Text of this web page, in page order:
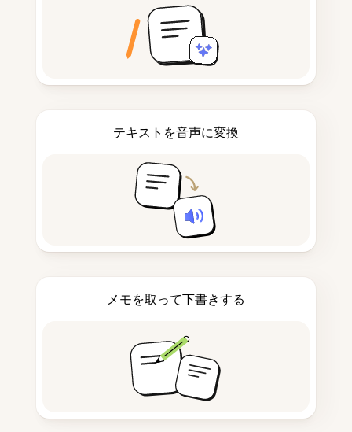
テキストを音声に変換
メモを取って下書きする